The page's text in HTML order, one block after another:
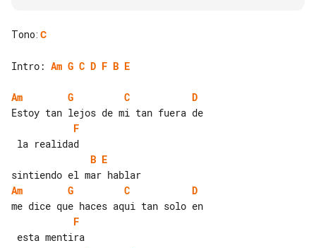
Tono: C
Intro: Am G C D F B E
Am G C
D
F
B E
Am
G C
D
F